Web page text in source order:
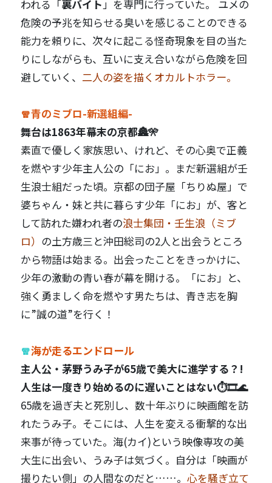
われる「裏バイト」を専門に行っていた。 ユメの
危険の予兆を知らせる臭いを感じることのできる
能力を頼りに、次々に起こる怪奇現象を目の当た
りにしながらも、互いに支え合いながら危険を回
避していく、 二人の姿を描くオカルトホラー。
🧣青のミブロ-新選組編-
舞台は1863年幕末の京都🏯🎌
素直で優しく家族思い、けれど、その心奥で正義
を燃やす少年主人公の「にお」。まだ新選組が壬
生浪士組だった頃。京都の団子屋「ちりぬ屋」で
婆ちゃん・妹と共に暮らす少年「にお」が、客と
して訪れた嫌われ者の浪士集団・壬生浪（ミブ
ロ） の土方歳三と沖田総司の2人と出会うところ
から物語は始まる。出会ったことをきっかけに、
少年の激動の青い春が幕を開ける。「にお」と、
強く勇ましく命を燃やす男たちは、青き志を胸
に”誠の道”を行く！
🧣海が走るエンドロール
主人公・茅野うみ子が65歳で美大に進学する？!
人生は一度きり始めるのに遅いことはない⏱️🎞️🌊
65歳を過ぎ夫と死別し、数十年ぶりに映画館を訪
れたうみ子。そこには、人生を変える衝撃的な出
来事が待っていた。海(カイ)という映像専攻の美
大生に出会い、うみ子は気づく。自分は「映画が
撮りたい側」の人間なのだと……。心を騒ぎ立て